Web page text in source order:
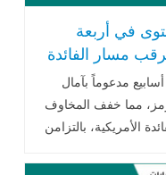
في أربعة
مسار الفائدة
مدعوماً بآمال
مما خفف المخاوف
الأمريكية، بالتزامن